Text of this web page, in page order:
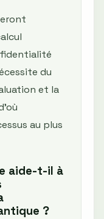
du
et la
au plus
aide-t-il à
?